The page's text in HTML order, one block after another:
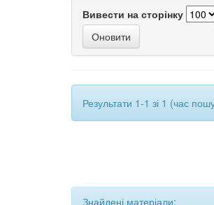
Вивести на сторінку
Результати 1-1 зі 1 (час
Знайдені матеріали: